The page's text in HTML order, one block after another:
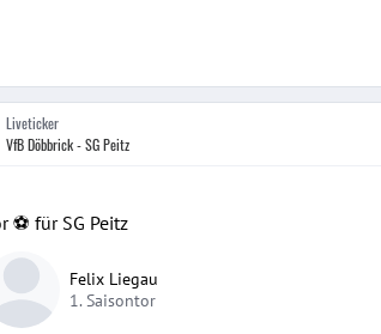
Liveticker
VfB Döbbrick - SG Peitz
⚽️ für SG Peitz
Felix Liegau
1. Saisontor